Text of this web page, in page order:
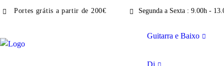
Portes grátis a partir de 200€ Segunda a Sexta : 9.00h -
Guitarra e Baixo